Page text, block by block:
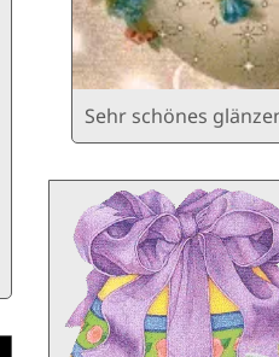
Sehr schönes